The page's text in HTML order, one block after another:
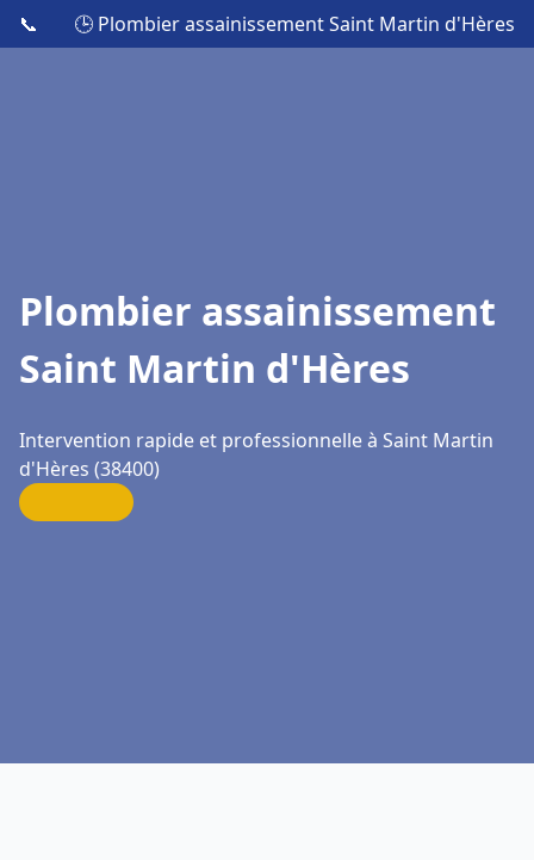
📞 🕒 Plombier assainissement Saint Martin d'Hères
Plombier assainissement
Saint Martin d'Hères
Intervention rapide et professionnelle à Saint Martin
d'Hères (38400)